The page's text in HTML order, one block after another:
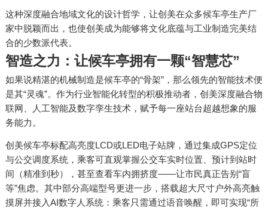
这种深度融合地域文化的设计哲学，让创美在众多候车亭生产厂
家中脱颖而出，也使创美成为能够将文化底蕴与工业制造完美结
合的少数派代表。
智造之力：让候车亭拥有一颗“智慧芯”
如果说精湛的机械制造是候车亭的“骨架”，那么领先的智能技术便
是其“灵魂”。作为行业智能化转型的积极推动者，创美深度融合物
联网、人工智能及数字孪生技术，赋予每一座站台超越想象的服
务能力。
创美候车亭标配高亮度LCD或LED电子站牌，通过集成GPS定位
与公交调度系统，乘客可直观掌握公交车实时位置、预计到站时
间（精准到秒），甚至查看车内拥挤度——让市民真正告别“盲
等”焦虑。其中部分高端型号更进一步，搭载超大尺寸户外高亮触
摸屏并接入AI数字人系统：乘客只需通过语音唤醒，即可实现“所